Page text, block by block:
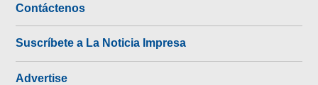
Contáctenos
Suscríbete a La Noticia Impresa
Advertise